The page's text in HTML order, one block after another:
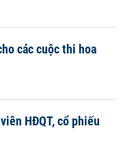
các cuộc thi hoa
HĐQT, cổ phiếu